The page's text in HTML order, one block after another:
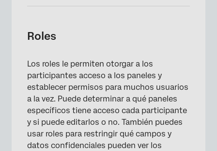
Roles
Los roles le permiten otorgar a los
participantes acceso a los paneles y
establecer permisos para muchos usuarios
a la vez. Puede determinar a qué paneles
específicos tiene acceso cada participante
y si puede editarlos o no. También puedes
usar roles para restringir qué campos y
datos confidenciales pueden ver los